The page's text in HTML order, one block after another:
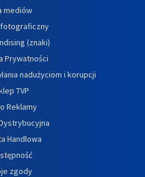
mediów
(znaki)
Prywatności
nadużyciom i korupcji
TVP
Reklamy
Handlowa
zgody